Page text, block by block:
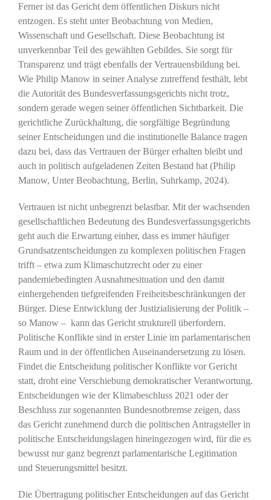
Ferner ist das Gericht dem öffentlichen Diskurs nicht
entzogen. Es steht unter Beobachtung von Medien,
Wissenschaft und Gesellschaft. Diese Beobachtung ist
unverkennbar Teil des gewählten Gebildes. Sie sorgt für
Transparenz und trägt ebenfalls der Vertrauensbildung bei.
Wie Philip Manow in seiner Analyse zutreffend festhält, lebt
die Autorität des Bundesverfassungsgerichts nicht trotz,
sondern gerade wegen seiner öffentlichen Sichtbarkeit. Die
gerichtliche Zurückhaltung, die sorgfältige Begründung
seiner Entscheidungen und die institutionelle Balance tragen
dazu bei, dass das Vertrauen der Bürger erhalten bleibt und
auch in politisch aufgeladenen Zeiten Bestand hat (Philip
Manow, Unter Beobachtung, Berlin, Suhrkamp, 2024).
Vertrauen ist nicht unbegrenzt belastbar. Mit der wachsenden
gesellschaftlichen Bedeutung des Bundesverfassungsgerichts
geht auch die Erwartung einher, dass es immer häufiger
Grundsatzentscheidungen zu komplexen politischen Fragen
trifft – etwa zum Klimaschutzrecht oder zu einer
pandemiebedingten Ausnahmesituation und den damit
einhergehenden tiefgreifenden Freiheitsbeschränkungen der
Bürger. Diese Entwicklung der Justizialisierung der Politik –
so Manow – kann das Gericht strukturell überfordern.
Politische Konflikte sind in erster Linie im parlamentarischen
Raum und in der öffentlichen Auseinandersetzung zu lösen.
Findet die Entscheidung politischer Konflikte vor Gericht
statt, droht eine Verschiebung demokratischer Verantwortung.
Entscheidungen wie der Klimabeschluss 2021 oder der
Beschluss zur sogenannten Bundesnotbremse zeigen, dass
das Gericht zunehmend durch die politischen Antragsteller in
politische Entscheidungslagen hineingezogen wird, für die es
bewusst nur ganz begrenzt parlamentarische Legitimation
und Steuerungsmittel besitzt.
Die Übertragung politischer Entscheidungen auf das Gericht